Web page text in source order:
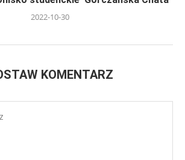
2022-10-30
KOMENTARZ